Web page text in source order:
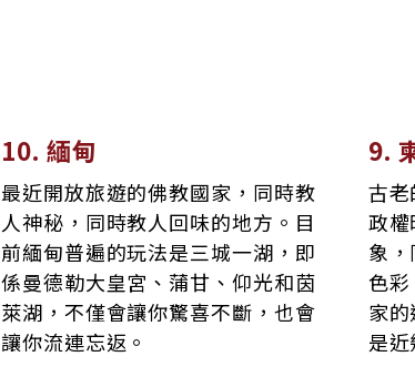
10. 緬甸
最近開放旅遊的佛教國家，同時教
人神秘，同時教人回味的地方。目
前緬甸普遍的玩法是三城一湖，即
係曼德勒大皇宮、蒲甘、仰光和茵
萊湖，不僅會讓你驚喜不斷，也會
讓你流連忘返。
9.
古
政
象
色
家
是近